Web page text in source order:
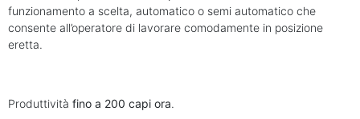
funzionamento a scelta, automatico o semi automatico che
consente all’operatore di lavorare comodamente in posizione
eretta.
Produttività fino a 200 capi ora.